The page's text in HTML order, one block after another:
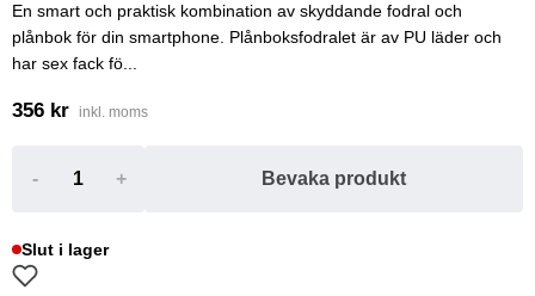
En smart och praktisk kombination av skyddande fodral och
plånbok för din smartphone. Plånboksfodralet är av PU läder och
har sex fack fö...
356 kr inkl. moms
- + Bevaka produkt
Slut i lager